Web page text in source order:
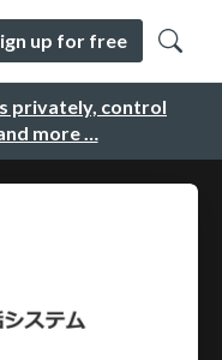
privately, control
more …
up for free